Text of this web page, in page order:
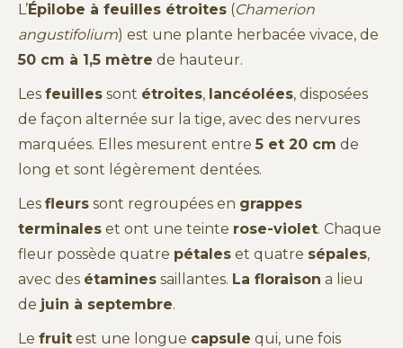
L’Épilobe à feuilles étroites (Chamerion
angustifolium) est une plante herbacée vivace, de
50 cm à 1,5 mètre de hauteur.
Les feuilles sont étroites, lancéolées, disposées
de façon alternée sur la tige, avec des nervures
marquées. Elles mesurent entre5 et 20 cm de
long et sont légèrement dentées.
Les fleurs sont regroupées en grappes
terminales et ont une teinte rose-violet. Chaque
fleur possède quatre pétales et quatre sépales,
avec des étamines saillantes. La floraison a lieu
de juin à septembre.
Le fruit est une longue capsule qui, une fois